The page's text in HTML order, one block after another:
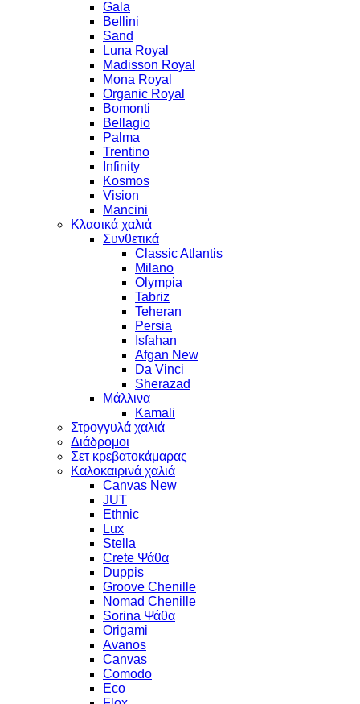
Gala
Bellini
Sand
Luna Royal
Madisson Royal
Mona Royal
Organic Royal
Bomonti
Bellagio
Palma
Trentino
Infinity
Kosmos
Vision
Mancini
Κλασικά χαλιά
Συνθετικά
Classic Atlantis
Milano
Olympia
Tabriz
Teheran
Persia
Isfahan
Afgan New
Da Vinci
Sherazad
Μάλλινα
Kamali
Στρογγυλά χαλιά
Διάδρομοι
Σετ κρεβατοκάμαρας
Καλοκαιρινά χαλιά
Canvas New
JUT
Ethnic
Lux
Stella
Crete Ψάθα
Duppis
Groove Chenille
Nomad Chenille
Sorina Ψάθα
Origami
Avanos
Canvas
Comodo
Eco